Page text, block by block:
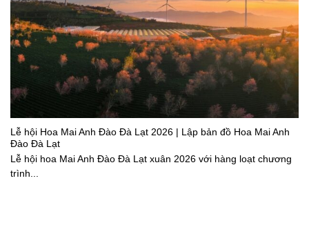
Lễ hội Hoa Mai Anh Đào Đà Lạt 2026 | Lập bản đồ Hoa Mai Anh
Đào Đà Lạt
Lễ hội hoa Mai Anh Đào Đà Lạt xuân 2026 với hàng loạt chương
trình...